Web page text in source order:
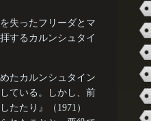
失ったフリーダとマ
するカルンシュタイ
たカルンシュタイン
ている。しかし、前
たたり』（1971）